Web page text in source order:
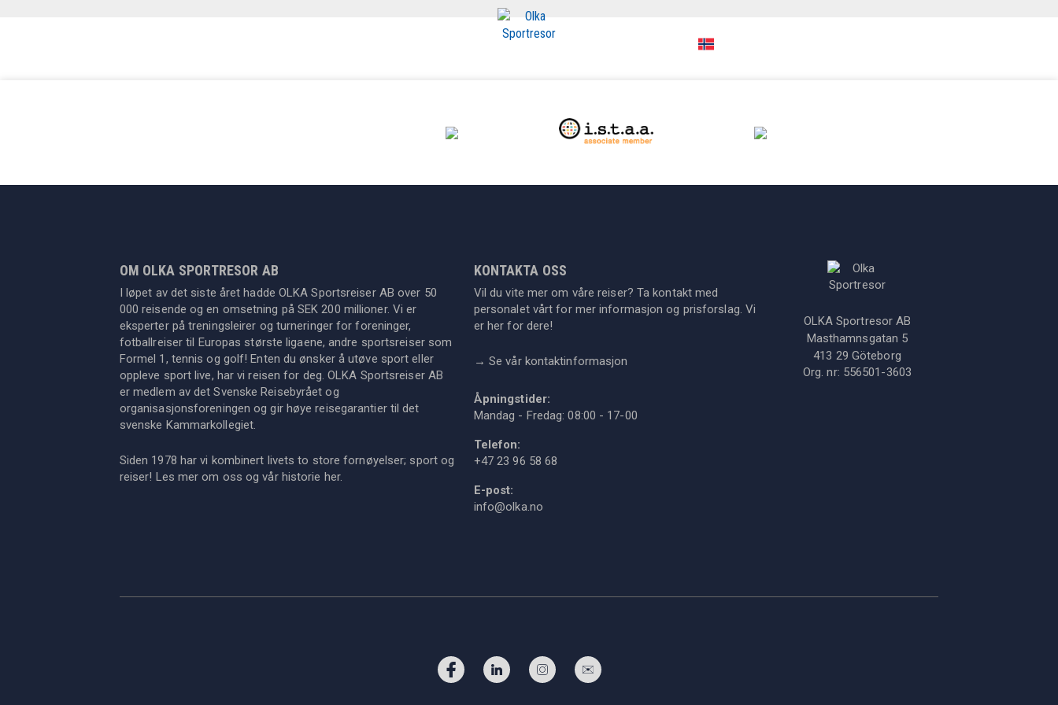
OM OLKA SPORTRESOR AB
I løpet av det siste året hadde OLKA Sportsreiser AB over 50
000 reisende og en omsetning på SEK 200 millioner. Vi er
eksperter på treningsleirer og turneringer for foreninger,
fotballreiser til Europas største ligaene, andre sportsreiser som
Formel 1, tennis og golf! Enten du ønsker å utøve sport eller
oppleve sport live, har vi reisen for deg. OLKA Sportsreiser AB
er medlem av det Svenske Reisebyrået og
organisasjonsforeningen og gir høye reisegarantier til det
svenske Kammarkollegiet.
Siden 1978 har vi kombinert livets to store fornøyelser; sport og
reiser! Les mer om oss og vår historie her.
KONTAKTA OSS
Vil du vite mer om våre reiser? Ta kontakt med
personalet vårt for mer informasjon og prisforslag. Vi
er her for dere!
→ Se vår kontaktinformasjon
Åpningstider:
Mandag - Fredag: 08:00 - 17-00
Telefon:
+47 23 96 58 68
E-post:
info@olka.no
OLKA Sportresor AB
Masthamnsgatan 5
413 29 Göteborg
Org. nr: 556501-3603
Facebook LinkedIn Instagram